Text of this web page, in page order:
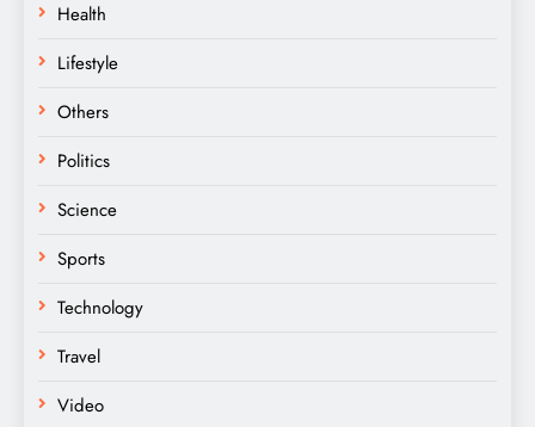
Health
Lifestyle
Others
Politics
Science
Sports
Technology
Travel
Video